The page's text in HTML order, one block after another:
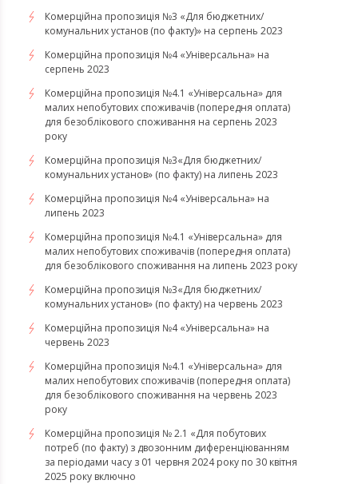
Комерційна пропозиція №3 «Для бюджетних/
комунальних установ (по факту)» на серпень 2023
Комерційна пропозиція №4 «Універсальна» на
серпень 2023
Комерційна пропозиція №4.1 «Універсальна» для
малих непобутових споживачів (попередня оплата)
для безоблікового споживання на серпень 2023
року
​​​​​​​Комерційна пропозиція №3«Для бюджетних/
комунальних установ» (по факту) на липень 2023
Комерційна пропозиція №4 «Універсальна» на
липень 2023
Комерційна пропозиція №4.1 «Універсальна» для
малих непобутових споживачів (попередня оплата)
для безоблікового споживання на липень 2023 року
Комерційна пропозиція №3«Для бюджетних/
комунальних установ» (по факту) на червень 2023
Комерційна пропозиція №4 «Універсальна» на
червень 2023
Комерційна пропозиція №4.1 «Універсальна» для
малих непобутових споживачів (попередня оплата)
для безоблікового споживання на червень 2023
року
Комерційна пропозиція № 2.1 «Для побутових
потреб (по факту) з двозонним диференціюванням
за періодами часу з 01 червня 2024 року по 30 квітня
2025 року включно